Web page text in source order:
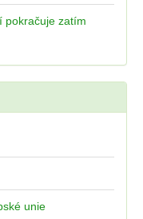
pokračuje zatím
unie